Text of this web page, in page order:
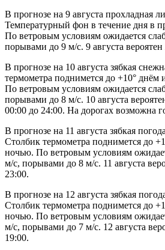
В прогнозе на 9 августа прохладная
Температурный фон в течение дня в
По ветровым условиям ожидается
порывами до 9 м/с. 9 августа
В прогнозе на 10 августа зябкая
термометра поднимется до +10° днём
По ветровым условиям ожидается
порывами до 8 м/с. 10 августа
00:00 до 24:00. На дорогах возможна
В прогнозе на 11 августа зябкая
Столбик термометра поднимется до
ночью. По ветровым условиям
м/с, порывами до 8 м/с. 11 августа
23:00.
В прогнозе на 12 августа зябкая
Столбик термометра поднимется до
ночью. По ветровым условиям
м/с, порывами до 7 м/с. 12 августа
19:00.